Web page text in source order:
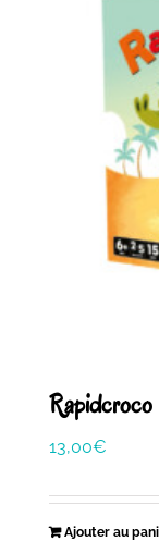
Rapidcroco
13,00€
Ajouter au